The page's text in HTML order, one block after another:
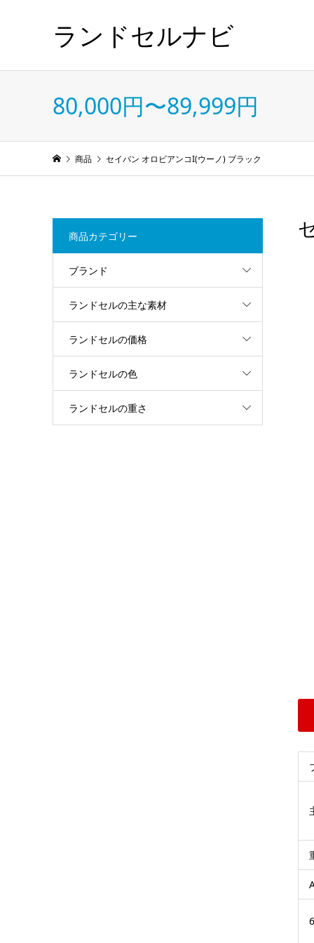
ランドセルナビ
80,000円〜89,999円
商品 セイバン オロビアンコI(ウーノ) ブラック
商品カテゴリー
ブランド
ランドセルの主な素材
ランドセルの価格
ランドセルの色
ランドセルの重さ